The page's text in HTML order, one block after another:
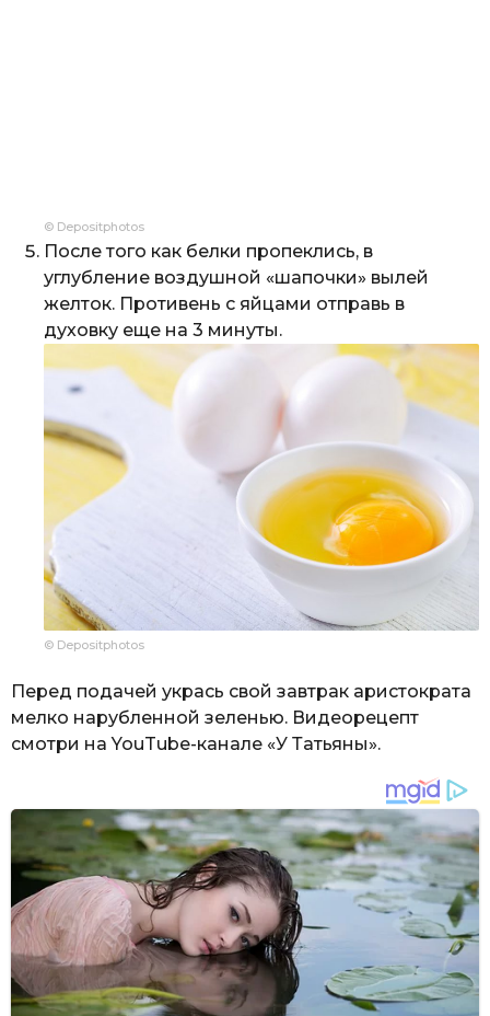
© Depositphotos
После того как белки пропеклись, в
углубление воздушной «шапочки» вылей
желток. Противень с яйцами отправь в
духовку еще на 3 минуты.
© Depositphotos
Перед подачей укрась свой завтрак аристократа
мелко нарубленной зеленью. Видеорецепт
смотри на YouTube-канале «У Татьяны».